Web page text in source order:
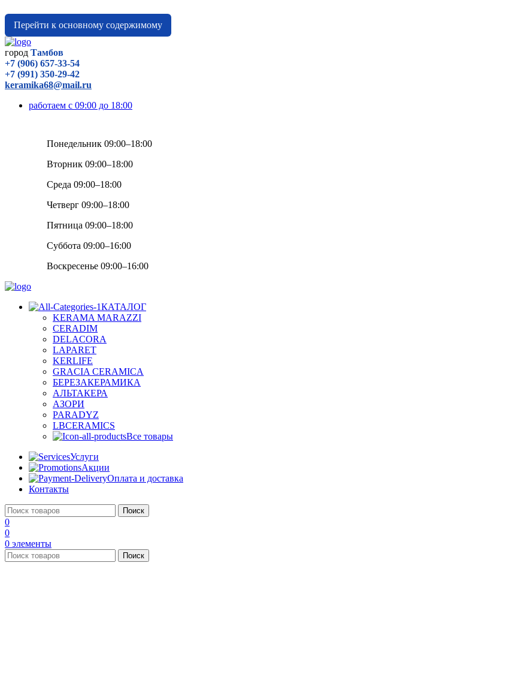
Перейти к основному содержимому
город Тамбов
+7 (906) 657-33-54
+7 (991) 350-29-42
keramika68@mail.ru
работаем с 09:00 до 18:00
Понедельник 09:00–18:00
Вторник 09:00–18:00
Среда 09:00–18:00
Четверг 09:00–18:00
Пятница 09:00–18:00
Суббота 09:00–16:00
Воскресенье 09:00–16:00
КАТАЛОГ
KERAMA MARAZZI
CERADIM
DELACORA
LAPARET
KERLIFE
GRACIA CERAMICA
БЕРЕЗАКЕРАМИКА
АЛЬТАКЕРА
АЗОРИ
PARADYZ
LBCERAMICS
Все товары
Услуги
Акции
Оплата и доставка
Контакты
Поиск
0
0
0 элементы
Поиск